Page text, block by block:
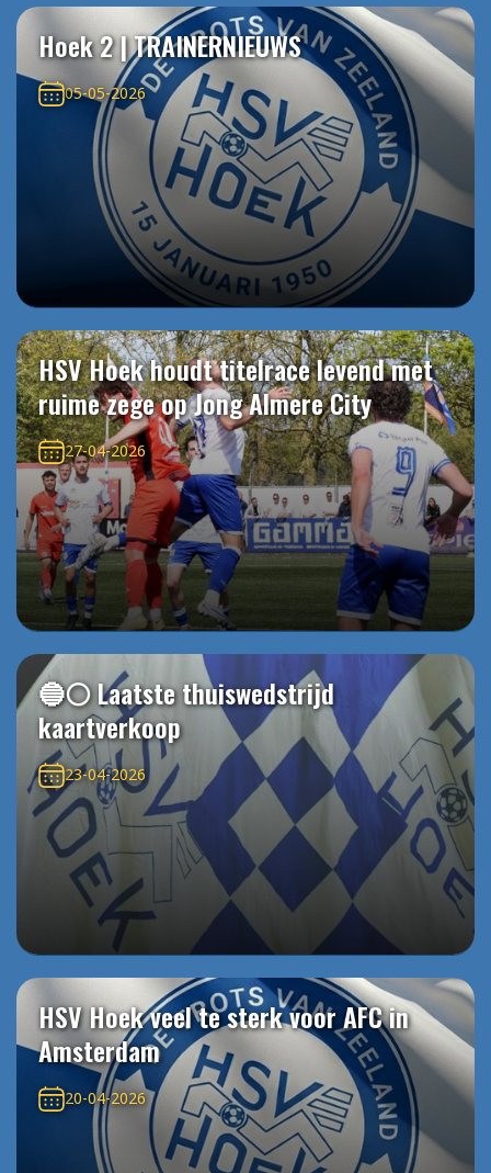
Hoek 2 | TRAINERNIEUWS
05-05-2026
HSV Hoek houdt titelrace levend met
ruime zege op Jong Almere City
27-04-2026
🔵⚪️ Laatste thuiswedstrijd
kaartverkoop
23-04-2026
HSV Hoek veel te sterk voor AFC in
Amsterdam
20-04-2026